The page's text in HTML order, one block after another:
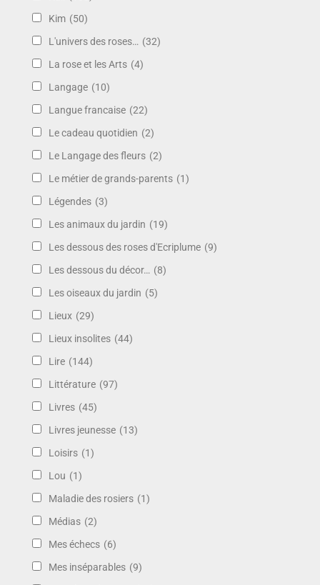
Kim (50)
L'univers des roses… (32)
La rose et les Arts (4)
Langage (10)
Langue francaise (22)
Le cadeau quotidien (2)
Le Langage des fleurs (2)
Le métier de grands-parents (1)
Légendes (3)
Les animaux du jardin (19)
Les dessous des roses d'Ecriplume (9)
Les dessous du décor… (8)
Les oiseaux du jardin (5)
Lieux (29)
Lieux insolites (44)
Lire (144)
Littérature (97)
Livres (45)
Livres jeunesse (13)
Loisirs (1)
Lou (1)
Maladie des rosiers (1)
Médias (2)
Mes échecs (6)
Mes inséparables (9)